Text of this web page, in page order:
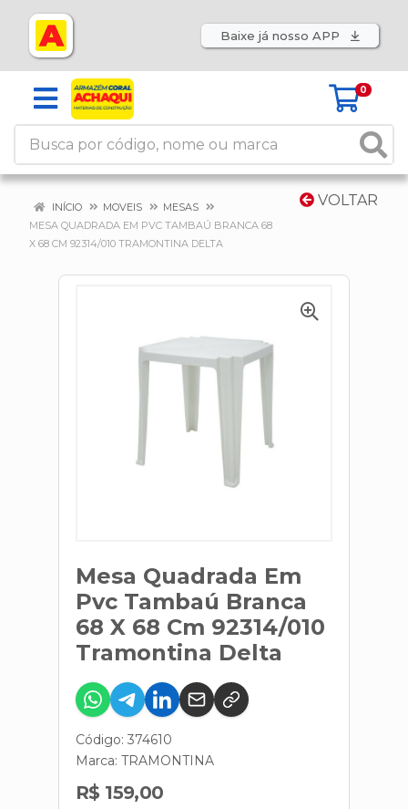
Baixe já nosso APP
0
VOLTAR
INÍCIO MOVEIS
MESAS
MESA QUADRADA EM PVC TAMBAÚ BRANCA 68
X 68 CM 92314/010 TRAMONTINA DELTA
Mesa Quadrada Em
Pvc Tambaú Branca
68 X 68 Cm 92314/010
Tramontina Delta
Código: 374610
Marca: TRAMONTINA
R$ 159,00